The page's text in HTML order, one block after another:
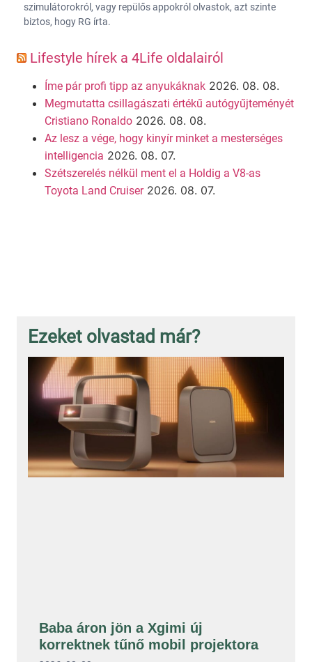
szimulátorokról, vagy repülős appokról olvastok, azt szinte
biztos, hogy RG írta.
Lifestyle hírek a 4Life oldalairól
Íme pár profi tipp az anyukáknak 2026. 08. 08.
Megmutatta csillagászati értékű autógyűjteményét
Cristiano Ronaldo 2026. 08. 08.
Az lesz a vége, hogy kinyír minket a mesterséges
intelligencia 2026. 08. 07.
Szétszerelés nélkül ment el a Holdig a V8-as
Toyota Land Cruiser 2026. 08. 07.
Ezeket olvastad már?
Baba áron jön a Xgimi új
korrektnek tűnő mobil projektora